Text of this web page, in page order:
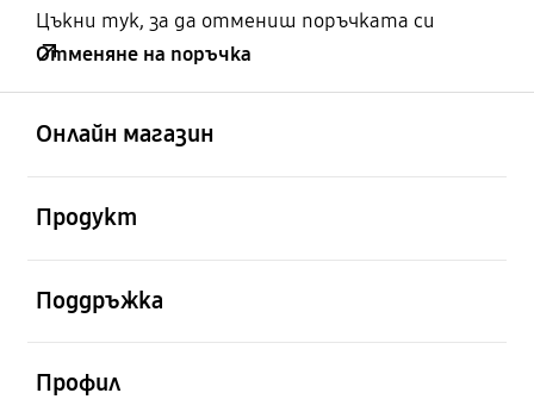
Цъкни тук, за да отмениш поръчката си
Отменяне на поръчка
Онлайн магазин
Продукт
Поддръжка
Профил